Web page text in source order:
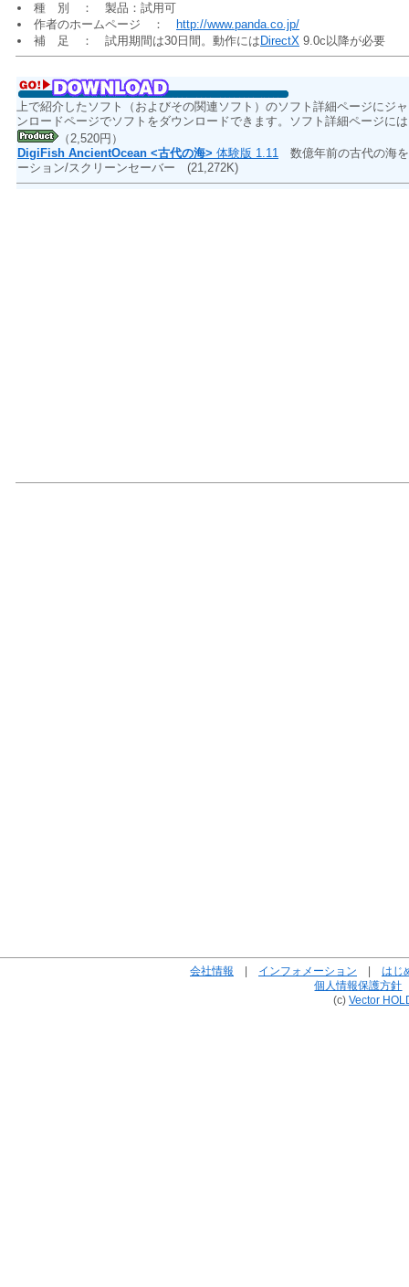
種 別 ： 製品：試用可
作者のホームページ ：
http://www.panda.co.jp/
補 足 ： 試用期間は30日間。動作には DirectX 9.0c以降が必要
上で紹介したソフト（およびその関連ソフト）のソフト詳細ページにジ
ンロードページでソフトをダウンロードできます。ソフト詳細ページに
（2,520円）
DigiFish AncientOcean <古代の海> 体験版 1.11 数億年前の古代の海
ーション/スクリーンセーバー (21,272K)
会社情報 | インフォメーション | はじ
個人情報保護方針
(c) Vector